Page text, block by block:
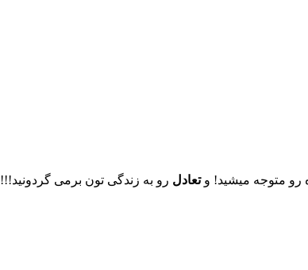
رو متوجه میشید! وتعادل رو به زندگی تون برمی گردونید!!!